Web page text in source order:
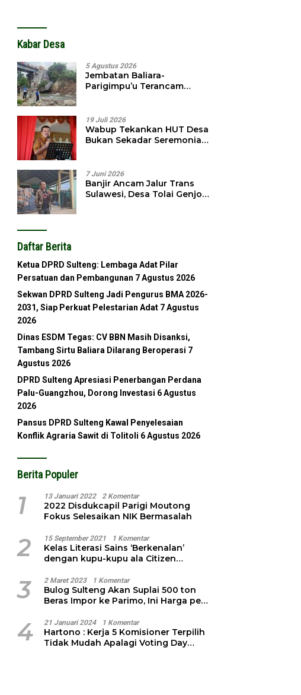
Kabar Desa
5 Agustus 2026
Jembatan Baliara-
Parigimpu’u Terancam
19 Juli 2026
Wabup Tekankan HUT Desa
Bukan Sekadar Seremonial,
7 Juni 2026
Banjir Ancam Jalur Trans
Sulawesi, Desa Tolai Genjot
Daftar Berita
Ketua DPRD Sulteng: Lembaga Adat Pilar
Persatuan dan Pembangunan 7 Agustus 2026
Sekwan DPRD Sulteng Jadi Pengurus BMA 2026-
2031, Siap Perkuat Pelestarian Adat 7 Agustus
2026
Dinas ESDM Tegas: CV BBN Masih Disanksi,
Tambang Sirtu Baliara Dilarang Beroperasi 7
Agustus 2026
DPRD Sulteng Apresiasi Penerbangan Perdana
Palu-Guangzhou, Dorong Investasi 6 Agustus
2026
Pansus DPRD Sulteng Kawal Penyelesaian
Konflik Agraria Sawit di Tolitoli 6 Agustus 2026
Berita Populer
1 13 Januari 2022 2 Komentar
2022 Disdukcapil Parigi Moutong
Fokus Selesaikan NIK Bermasalah
2 15 September 2021 1 Komentar
Kelas Literasi Sains ‘Berkenalan’
dengan kupu-kupu ala Citizen
3 2 Maret 2023 1 Komentar
Bulog Sulteng Akan Suplai 500 ton
Beras Impor ke Parimo, Ini Harga per
4 21 Januari 2024 1 Komentar
Hartono : Kerja 5 Komisioner Terpilih
Tidak Mudah Apalagi Voting Day